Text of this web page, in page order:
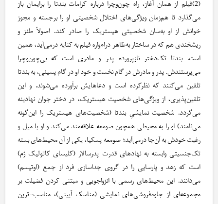
(2)فیلم از همان آغاز، راه چون‌وچرا درباره کرامات بندتا را برایمان باز
می‌گذارد تا هم‌زمان ویژگی‌های اختلال شخصیتی او را برجسته و مجوز
خوانش از او به‌سان شخصیتی هیستریک را صادر کند. اصولاً طنز و
ریشخندی هم که در ساختار به‌ظاهر درام‌واره فیلم به کنایه درمی‌آید، همین
است. بندتا تک‌دختر نازپرورده پدر و مادری است که بی‌چون‌وچرا
می‌پرستندش. پدر و مادرش در گام نخست و خود او در گام پسینی، به بندتا
تلقین می‌کنند که نظرکرده است و دعاهایش برآورده می‌شوند. و این
تلقین‌پذیری، از ویژگی‌های شخصیت هیستریک، در دختر جوان نهادینه
می‌گردد. شخصیت نمایشیِ بندتا (شخصیت‌های هیستریک را این‌گونه
می‌نامند) او را به محیطی همچون صومعه علاقه‌مند می‌کند و او با میل و
رغبت خودش به آن‌جا درمی‌آید؛ صومعه پسکیا، یکی از آن محیط‌های بسته
تک‌جنسیتی وابسته به نهادهای قدرت پدرسالار (کلیسای کاتولیک رُم)
است که زهد و پارسایی را در گروی جداسازی فرد از جمع (اوتیسم)
می‌دانند. این محیط‌های رسمی با انزواجویی و مبتنی کردن فضیلت بر
مجموعه‌ای از جلوه‌فروشی‌های نمایشی (مناسک آیینی)، مناسب¬ترین